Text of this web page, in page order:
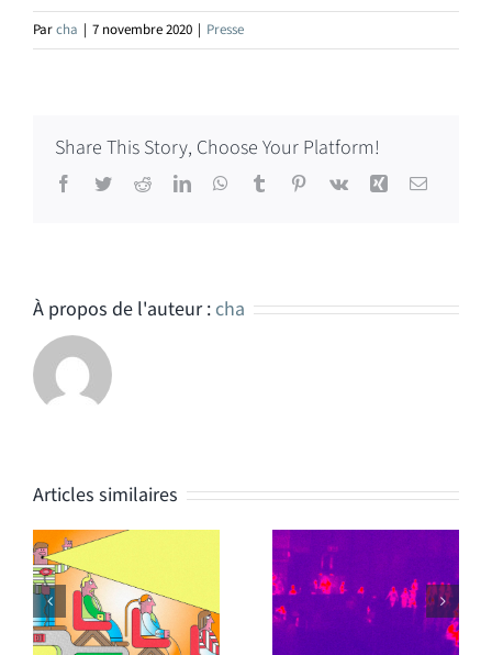
Parcha | 7 novembre 2020 | Presse
Share This Story, Choose Your Platform!
Facebook
TwitterRedditLinkedInWhatsApp
Tumblr Pinterest
Vk Xing Email
À propos de l'auteur : cha
Articles similaires
Interview Esther
Duflo pour
Article dalida
Marie Claire